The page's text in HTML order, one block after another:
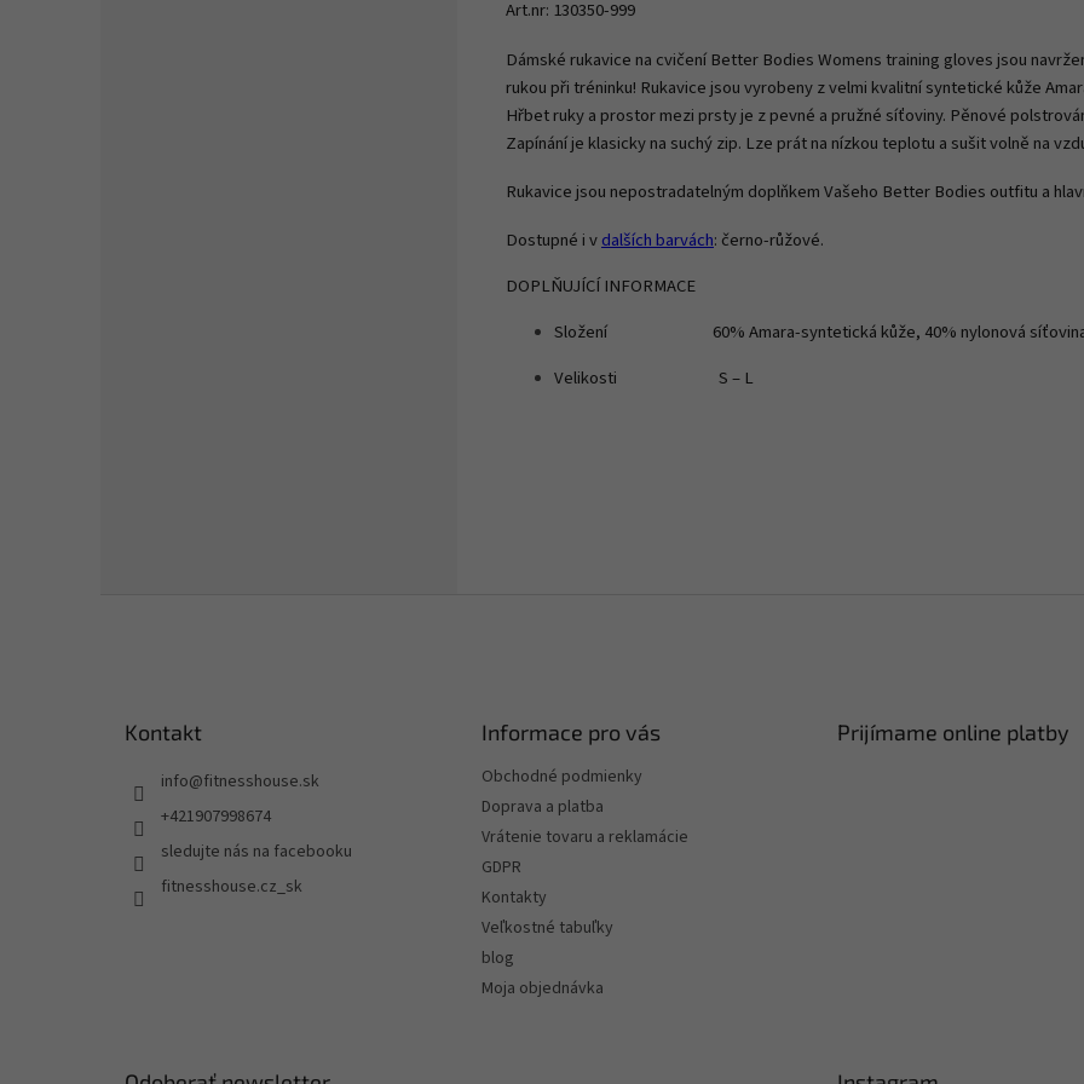
Art.nr: 130350-999
Dámské rukavice na cvičení Better Bodies Womens training gloves jsou
rukou při tréninku! Rukavice jsou vyrobeny z velmi kvalitní syntetické kůže
Hřbet ruky a prostor mezi prsty je z pevné a pružné síťoviny. Pěnové
Zapínání je klasicky na suchý zip. Lze prát na nízkou teplotu a sušit volně na
Rukavice jsou nepostradatelným doplňkem Vašeho Better Bodies outfitu a
Dostupné i vdalších barvách: černo-růžové.
DOPLŇUJÍCÍ INFORMACE
Složení 60% Amara-syntetická kůže, 40% nylonová
Velikosti S – L
Kontakt
info@fitnesshouse.sk
+421907998674
sledujte nás na facebooku
fitnesshouse.cz_sk
Informace pro vás
Obchodné podmienky
Doprava a platba
Vrátenie tovaru a reklamácie
GDPR
Kontakty
Veľkostné tabuľky
blog
Moja objednávka
Prijímame online platby